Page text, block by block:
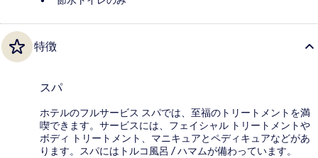
特徴
スパ
ホテルのフルサービス スパでは、至福のトリートメントを満
喫できます。サービスには、フェイシャル トリートメントや
ボディ トリートメント、マニキュアとペディキュアなどがあ
ります。スパにはトルコ風呂 / ハマムが備わっています。